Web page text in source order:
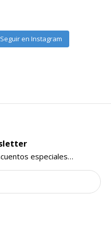
Seguir en Instagram
especiales…